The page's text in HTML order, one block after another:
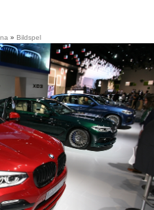
» Bildspel